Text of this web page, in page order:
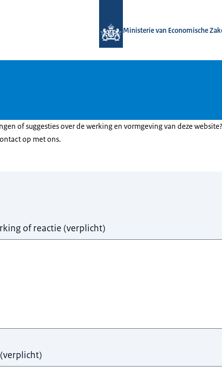
Ministerie van Economische
of suggesties over de werking en vormgeving van deze
op met ons.
of reactie (verplicht)
verplicht)